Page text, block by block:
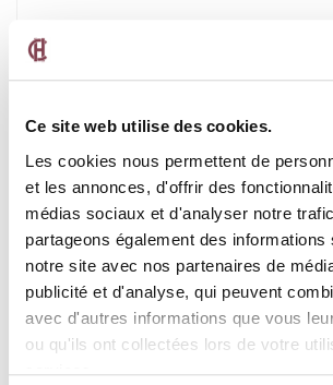
Ce site web utilise des cookies.
Les cookies nous permettent de
et les annonces, d'offrir des
médias sociaux et d'analyser notre
partageons également des
notre site avec nos partenaires de
publicité et d'analyse, qui peuvent
avec d'autres informations que vous
ou qu'ils ont collectées lors de votre
services.
déjeuner
compris
Électricité et eau
compris
Radio
Évier
Salle de
bains